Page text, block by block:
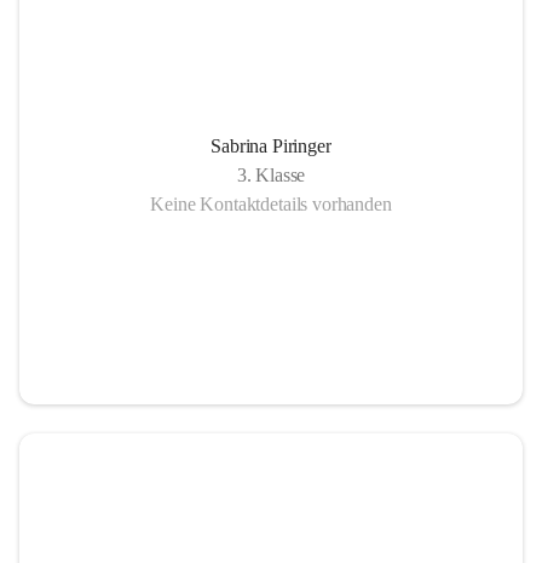
Sabrina Piringer
3. Klasse
Keine Kontaktdetails vorhanden